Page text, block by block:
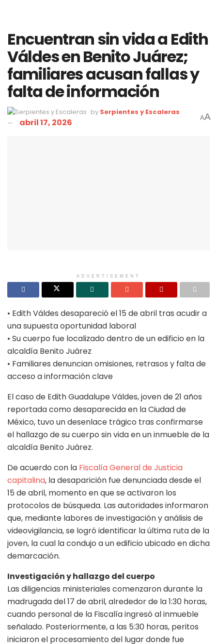
Encuentran sin vida a Edith
Váldes en Benito Juárez;
familiares acusan fallas y
falta de información
by Serpientes y Escaleras
abril 17, 2026 AA
ADVERTISEMENT
• Edith Váldes desapareció el 15 de abril tras acudir a
una supuesta oportunidad laboral
• Su cuerpo fue localizado dentro de un edificio en la
alcaldía Benito Juárez
• Familiares denuncian omisiones, retrasos y falta de
acceso a información clave
El caso de Edith Guadalupe Váldes, joven de 21 años
reportada como desaparecida en la Ciudad de
México, tuvo un desenlace trágico tras confirmarse
el hallazgo de su cuerpo sin vida en un inmueble de la
alcaldía Benito Juárez.
De acuerdo con la Fiscalía General de Justicia
capitalina, la desaparición fue denunciada desde el
15 de abril, momento en que se activaron los
protocolos de búsqueda. Las autoridades informaron
que, mediante labores de investigación y análisis de
videovigilancia, se logró identificar la última ruta de la
joven, la cual la condujo a un edificio ubicado en dicha
demarcación.
Investigación y hallazgo del cuerpo
Las diligencias ministeriales comenzaron durante la
madrugada del 17 de abril, alrededor de la 1:30 horas,
cuando personal de la Fiscalía ingresó al inmueble
señalado. Posteriormente, a las 5:30 horas, peritos
iniciaron el procesamiento del lugar donde fue